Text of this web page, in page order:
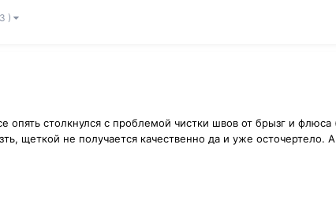
)
столкнулся с проблемой чистки швов от брызг и
щеткой не получается качественно да и уже осточертело.